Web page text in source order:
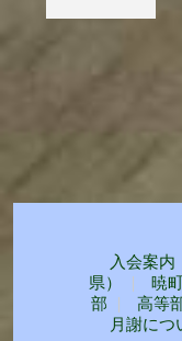
入会案内
県）
暁
部
高等
月謝につ